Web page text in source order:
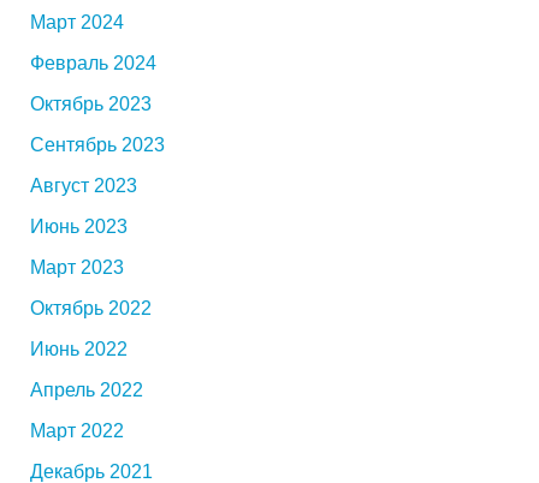
Март 2024
Февраль 2024
Октябрь 2023
Сентябрь 2023
Август 2023
Июнь 2023
Март 2023
Октябрь 2022
Июнь 2022
Апрель 2022
Март 2022
Декабрь 2021